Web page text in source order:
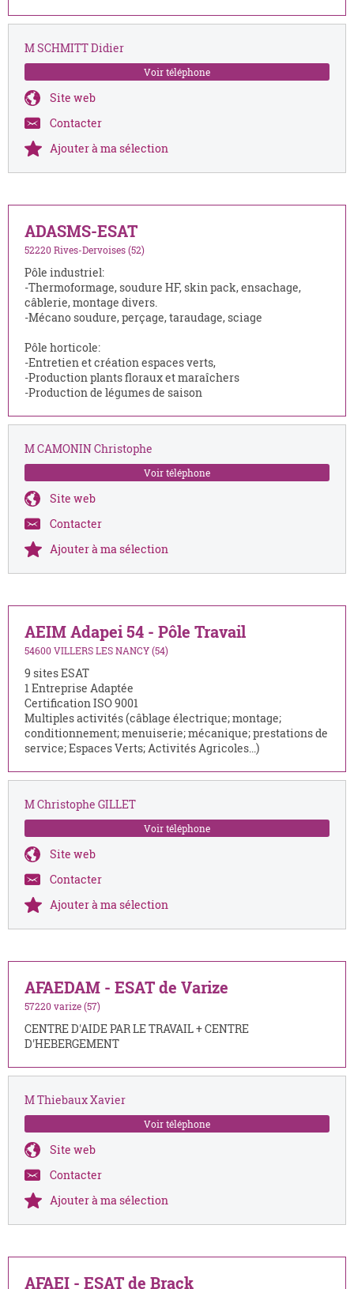
M SCHMITT Didier
Voir téléphone
Site web
Contacter
Ajouter à ma sélection
ADASMS-ESAT
52220 Rives-Dervoises (52)
Pôle industriel:
-Thermoformage, soudure HF, skin pack, ensachage,
câblerie, montage divers.
-Mécano soudure, perçage, taraudage, sciage
Pôle horticole:
-Entretien et création espaces verts,
-Production plants floraux et maraîchers
-Production de légumes de saison
M CAMONIN Christophe
Voir téléphone
Site web
Contacter
Ajouter à ma sélection
AEIM Adapei 54 - Pôle Travail
54600 VILLERS LES NANCY (54)
9 sites ESAT
1 Entreprise Adaptée
Certification ISO 9001
Multiples activités (câblage électrique; montage;
conditionnement; menuiserie; mécanique; prestations de
service; Espaces Verts; Activités Agricoles...)
M Christophe GILLET
Voir téléphone
Site web
Contacter
Ajouter à ma sélection
AFAEDAM - ESAT de Varize
57220 varize (57)
CENTRE D'AIDE PAR LE TRAVAIL + CENTRE
D'HEBERGEMENT
M Thiebaux Xavier
Voir téléphone
Site web
Contacter
Ajouter à ma sélection
AFAEI - ESAT de Brack